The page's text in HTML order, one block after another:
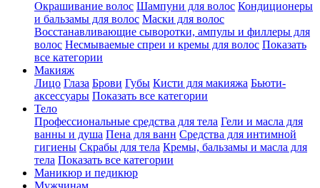
Окрашивание волос Шампуни для волос Кондиционеры
и бальзамы для волос Маски для волос
Восстанавливающие сыворотки, ампулы и филлеры для
волос Несмываемые спреи и кремы для волос Показать
все категории
Макияж
Лицо Глаза Брови Губы Кисти для макияжа Бьюти-
аксессуары Показать все категории
Тело
Профессиональные средства для тела Гели и масла для
ванны и душа Пена для ванн Средства для интимной
гигиены Скрабы для тела Кремы, бальзамы и масла для
тела Показать все категории
Маникюр и педикюр
Мужчинам